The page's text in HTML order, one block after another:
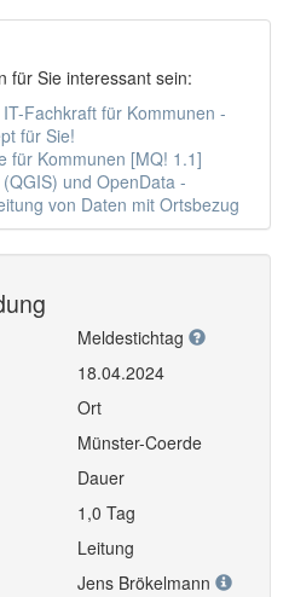
für Sie interessant sein:
Fachkraft für Kommunen -
für Sie!
für Kommunen [MQ! 1.1]
und OpenData -
von Daten mit Ortsbezug
Meldestichtag
18.04.2024
Ort
Münster-Coerde
Dauer
1,0 Tag
Leitung
Jens Brökelmann